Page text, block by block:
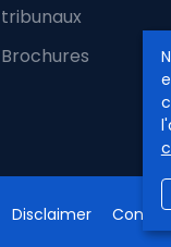
tribunaux
Brochures
Disclaimer